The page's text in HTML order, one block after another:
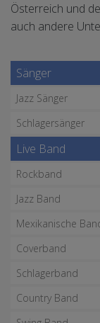
Österreich und
auch andere
Sänger
Jazz Sänger
Schlagersänger
Live Band
Rockband
Jazz Band
Mexikanische
Coverband
Schlagerband
Country Band